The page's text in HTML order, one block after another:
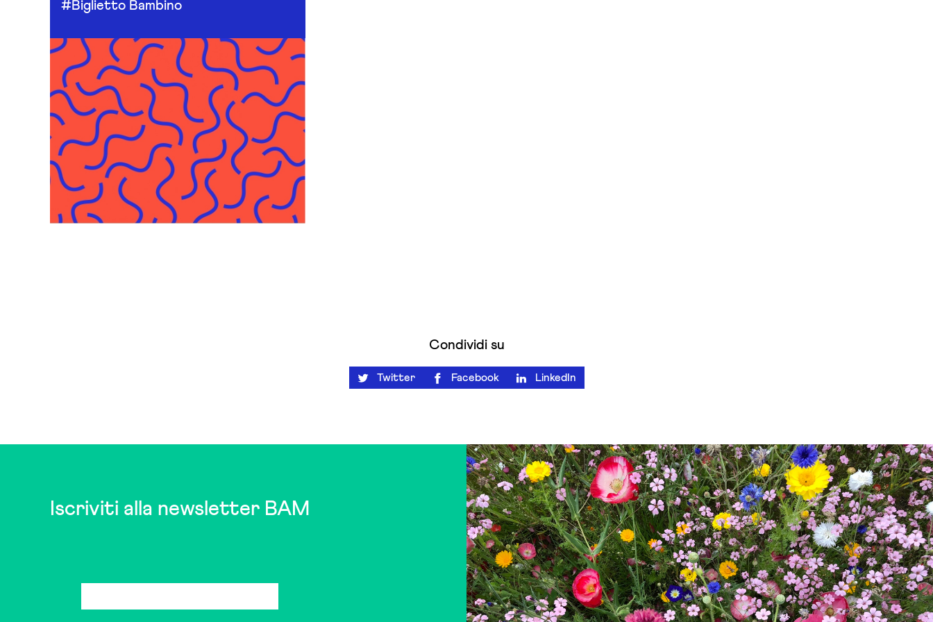
#Biglietto Bambino
Condividi su
Twitter Facebook LinkedIn
Iscriviti alla newsletter BAM